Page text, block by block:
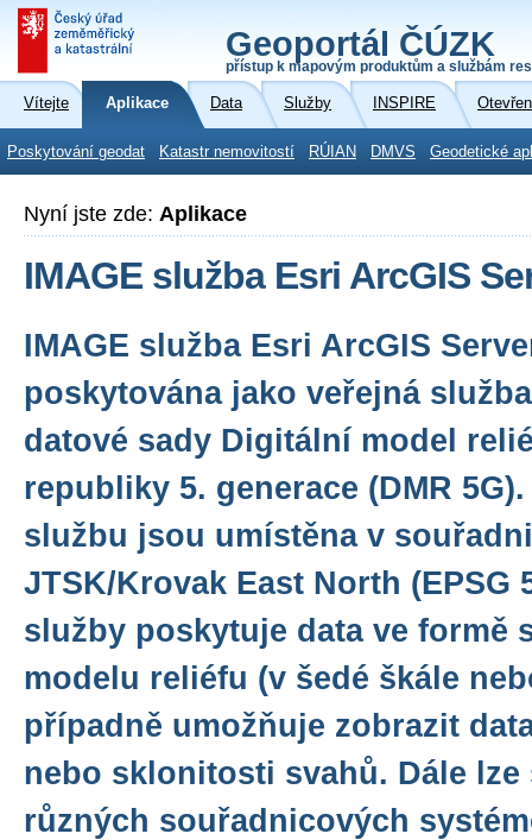
Geoportál ČÚZK
přístup k mapovým produktům a službám
Vítejte Aplikace Data Služby INSPIRE
Poskytování geodat Katastr nemovitostí RÚIAN DMVS Geodetické
Nyní jste zde: Aplikace
IMAGE služba Esri ArcGIS
IMAGE služba Esri ArcGIS
poskytována jako veřejná
datové sady Digitální model
republiky 5. generace (DMR
službu jsou umístěna v
JTSK/Krovak East North (EPSG
služby poskytuje data ve formě
modelu reliéfu (v šedé škále
případně umožňuje zobrazit
nebo sklonitosti svahů. Dále
různých souřadnicových